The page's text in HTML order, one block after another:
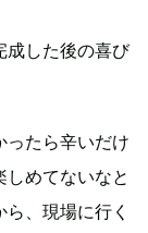
した後の喜び
ったら辛いだけ
めてないなと
、現場に行く